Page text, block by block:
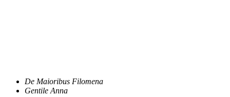
De Maioribus Filomena
Gentile Anna